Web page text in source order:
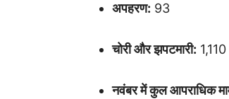
अपहरण: 93
चोरी और झपटमारी: 1,110
नवंबर में कुल आपराधिक